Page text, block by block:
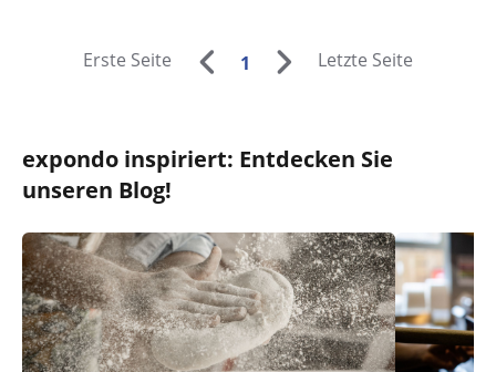
Erste Seite 1 Letzte Seite
expondo inspiriert: Entdecken Sie
unseren Blog!